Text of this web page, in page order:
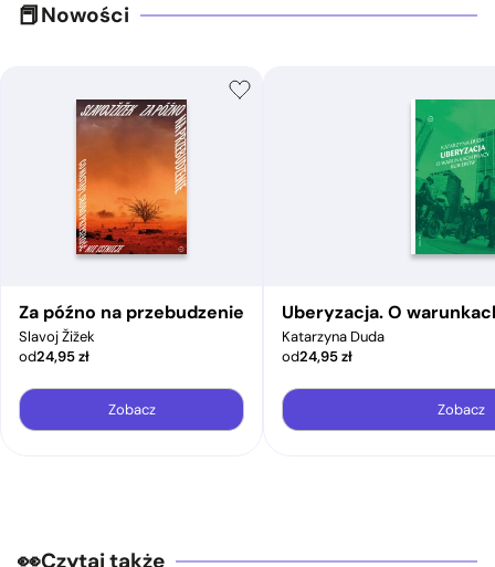
Nowości
Za późno na przebudzenie
Slavoj Žižek
od24,95zł
Zobacz
Uberyzacja. O
Katarzyna Duda
od24,95zł
Zobacz
Czytaj także